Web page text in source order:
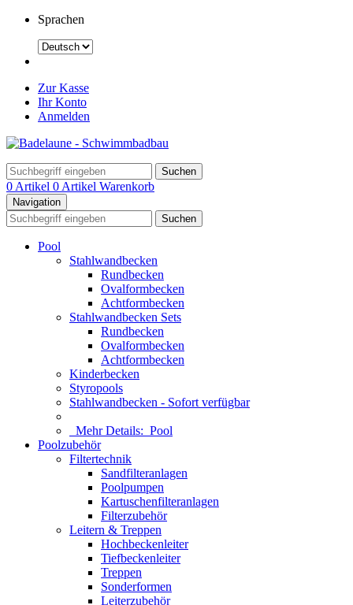
Sprachen
Zur Kasse
Ihr Konto
Anmelden
Suchen
0 Artikel 0 Artikel Warenkorb
Navigation
Suchen
Pool
Stahlwandbecken
Rundbecken
Ovalformbecken
Achtformbecken
Stahlwandbecken Sets
Rundbecken
Ovalformbecken
Achtformbecken
Kinderbecken
Styropools
Stahlwandbecken - Sofort verfügbar
Mehr Details: Pool
Poolzubehör
Filtertechnik
Sandfilteranlagen
Poolpumpen
Kartuschenfilteranlagen
Filterzubehör
Leitern & Treppen
Hochbeckenleiter
Tiefbeckenleiter
Treppen
Sonderformen
Leiterzubehör